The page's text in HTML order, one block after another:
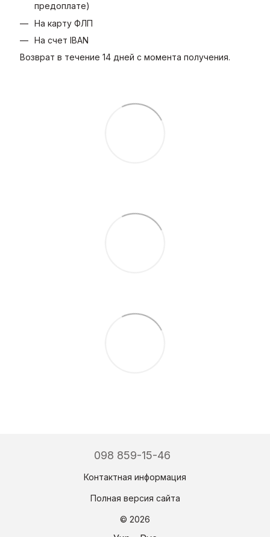
предоплате)
На карту ФЛП
На счет IBAN
Возврат в течение 14 дней с момента получения.
098 859-15-46
Контактная информация
Полная версия сайта
© 2026